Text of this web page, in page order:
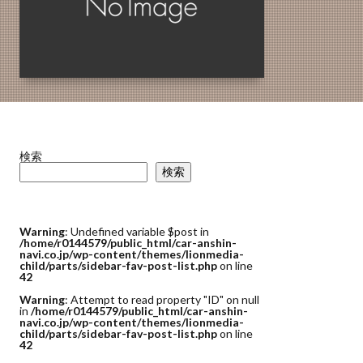
検索
検索
Warning: Undefined variable $post in
/home/r0144579/public_html/car-anshin-
navi.co.jp/wp-content/themes/lionmedia-
child/parts/sidebar-fav-post-list.phpon line
42
Warning: Attempt to read property "ID" on null
in /home/r0144579/public_html/car-anshin-
navi.co.jp/wp-content/themes/lionmedia-
child/parts/sidebar-fav-post-list.phpon line
42